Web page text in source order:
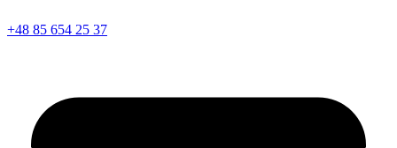
+48 85 654 25 37